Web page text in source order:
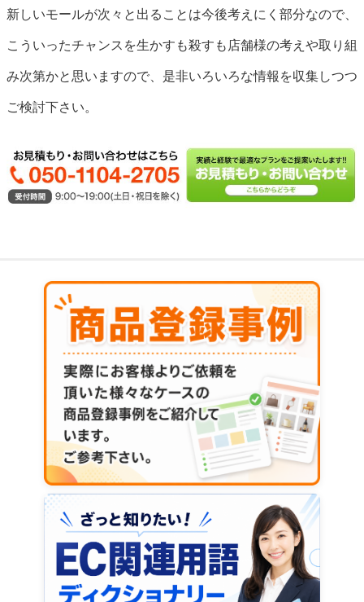
新しいモールが次々と出ることは今後考えにく部分なので、
こういったチャンスを生かすも殺すも店舗様の考えや取り組
み次第かと思いますので、是非いろいろな情報を収集しつつ
ご検討下さい。